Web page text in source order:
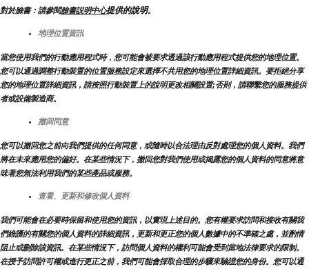
對於臉書：請參閱臉書説明中心提供的說明。
地理位置資訊
當您使用我們的行動應用程式時，您可能會被要求透過該行動應用程式提供您的地理位置。
您可以通過調整行動裝置的位置服務設定來選擇不共用您的地理位置詳細資訊。要拒絕分享
您的地理位置詳細資訊，請按照行動裝置上的說明更改相關設置;否則，請聯繫您的服務提供
者或設備製造商。
撤回同意
您可以撤回您之前向我們提供的任何同意，或隨時以合法理由反對處理您的個人資料。我們
將在未來應用您的偏好。在某些情況下，撤回您對我們使用或揭露您的個人資料的同意將意
味著您無法利用我們的某些產品或服務。
查看、更新和修改個人資料
我們可能會在必要時保留和使用您的資訊，以實現上述目的。您有權要求訪問和接收有關我
們維護的有關您的個人資料的詳細資訊，更新和更正您的個人數據中的不準確之處，並酌情
阻止或刪除該資訊。在某些情況下，訪問個人資料的權利可能會受到當地法律要求的限制。
在授予訪問許可權或進行更正之前，我們可能會採取合理的步驟來驗證您的身份。您可以通